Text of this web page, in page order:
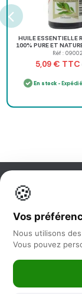
HUILE ESSENTIELLE
100% PURE ET
de 10 ml
Réf : 09002
5,09 € TTC
En stock -
Information
Nos services
Newsletter
🍪
Vos
Nous utilisons
Vous pouvez